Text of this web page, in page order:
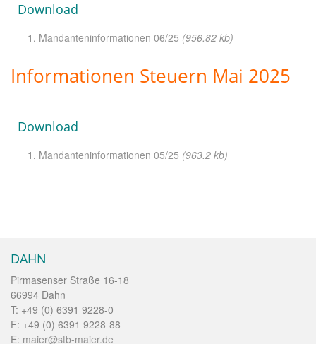
Download
Mandanteninformationen 06/25 (956.82 kb)
Informationen Steuern Mai 2025
Download
Mandanteninformationen 05/25 (963.2 kb)
DAHN
Pirmasenser Straße 16-18
66994 Dahn
T: +49 (0) 6391 9228-0
F: +49 (0) 6391 9228-88
E: maier@stb-maier.de